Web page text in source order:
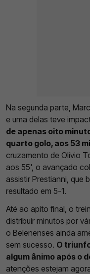
Na segunda parte,
e uma delas teve
de apenas oito
quarto golo, aos 53
cruzamento de Olívio
aos 55', o avançado
assistir Prestianni, que
resultado em 5-1.
Até ao apito final, o
distribuir minutos por
o Belenenses ainda
sem sucesso. O
algum ânimo após o
atenções estejam